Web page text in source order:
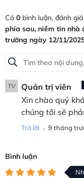
Có 0 bình luận, đánh giá
phía sau, niềm tin nhà
trường ngày 12/11/
TV Quản trị viên
Xin chào quý
chúng tôi sẽ
Trả lời . 9 tháng
Bình luận